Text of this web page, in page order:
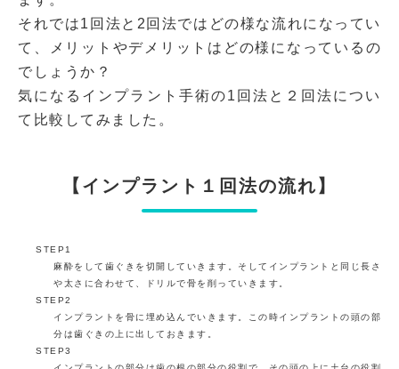
それでは1回法と2回法ではどの様な流れになってい
て、メリットやデメリットはどの様になっているの
でしょうか？
気になるインプラント手術の1回法と２回法につい
て比較してみました。
【インプラント１回法の流れ】
STEP1
麻酔をして歯ぐきを切開していきます。そしてインプラントと同じ長さ
や太さに合わせて、ドリルで骨を削っていきます。
STEP2
インプラントを骨に埋め込んでいきます。この時インプラントの頭の部
分は歯ぐきの上に出しておきます。
STEP3